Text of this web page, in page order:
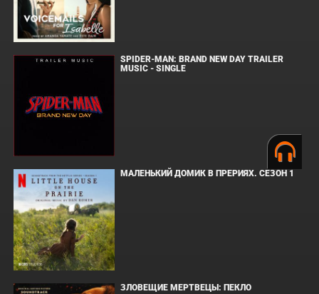
SPIDER-MAN: BRAND NEW DAY TRAILER
MUSIC - SINGLE
МАЛЕНЬКИЙ ДОМИК В ПРЕРИЯХ. СЕЗОН 1
ЗЛОВЕЩИЕ МЕРТВЕЦЫ: ПЕКЛО